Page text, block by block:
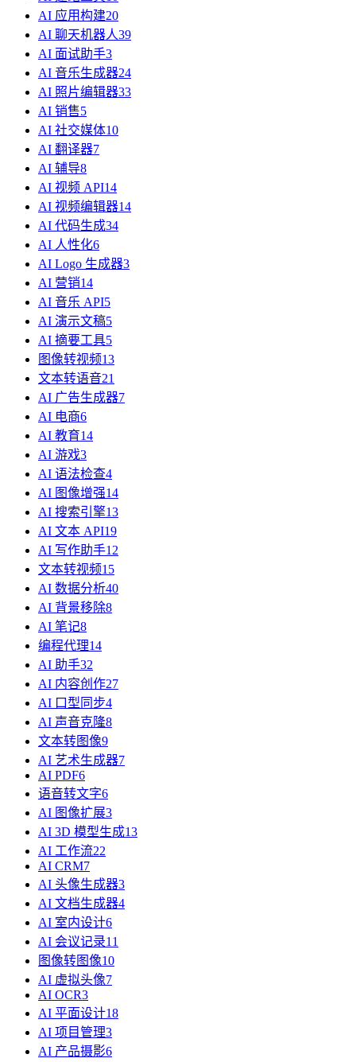
AI 应用构建20
AI 聊天机器人39
AI 面试助手3
AI 音乐生成器24
AI 照片编辑器33
AI 销售5
AI 社交媒体10
AI 翻译器7
AI 辅导8
AI 视频 API14
AI 视频编辑器14
AI 代码生成34
AI 人性化6
AI Logo 生成器3
AI 营销14
AI 音乐 API5
AI 演示文稿5
AI 摘要工具5
图像转视频13
文本转语音21
AI 广告生成器7
AI 电商6
AI 教育14
AI 游戏3
AI 语法检查4
AI 图像增强14
AI 搜索引擎13
AI 文本 API19
AI 写作助手12
文本转视频15
AI 数据分析40
AI 背景移除8
AI 笔记8
编程代理14
AI 助手32
AI 内容创作27
AI 口型同步4
AI 声音克隆8
文本转图像9
AI 艺术生成器7
AI PDF6
语音转文字6
AI 图像扩展3
AI 3D 模型生成13
AI 工作流22
AI CRM7
AI 头像生成器3
AI 文档生成器4
AI 室内设计6
AI 会议记录11
图像转图像10
AI 虚拟头像7
AI OCR3
AI 平面设计18
AI 项目管理3
AI 产品摄影6